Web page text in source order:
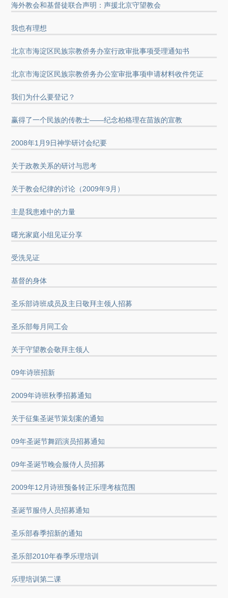
海外教会和基督徒联合声明：声援北京守望教会
我也有理想
北京市海淀区民族宗教侨务办室行政审批事项受理通知书
北京市海淀区民族宗教侨务办公室审批事项申请材料收件凭证
我们为什么要登记？
赢得了一个民族的传教士——纪念柏格理在苗族的宣教
2008年1月9日神学研讨会纪要
关于政教关系的研讨与思考
关于教会纪律的讨论（2009年9月）
主是我患难中的力量
曙光家庭小组见证分享
受洗见证
基督的身体
圣乐部诗班成员及主日敬拜主领人招募
圣乐部每月同工会
关于守望教会敬拜主领人
09年诗班招新
2009年诗班秋季招募通知
关于征集圣诞节策划案的通知
09年圣诞节舞蹈演员招募通知
09年圣诞节晚会服侍人员招募
2009年12月诗班预备转正乐理考核范围
圣诞节服侍人员招募通知
圣乐部春季招新的通知
圣乐部2010年春季乐理培训
乐理培训第二课